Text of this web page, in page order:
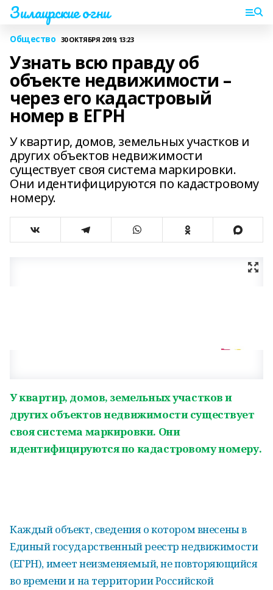
Зилаирские огни
Общество 30 ОКТЯБРЯ 2019, 13:23
Узнать всю правду об
объекте недвижимости –
через его кадастровый
номер в ЕГРН
У квартир, домов, земельных участков и
других объектов недвижимости
существует своя система маркировки.
Они идентифицируются по кадастровому
номеру.
У квартир, домов, земельных участков и
других объектов недвижимости существует
своя система маркировки. Они
идентифицируются по кадастровому номеру.
Каждый объект, сведения о котором внесены в
Единый государственный реестр недвижимости
(ЕГРН), имеет неизменяемый, не повторяющийся
во времени и на территории Российской